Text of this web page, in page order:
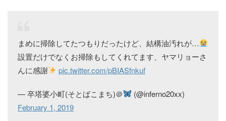
まめに掃除してたつもりだったけど、結構油汚れが…
設置だけでなくお掃除もしてくれてます、ヤマリョーさ
んに感謝
pic.twitter.com/pBIASfnkuf
— 卒塔婆小町(そとばこまち)＠
(@inferno20xx)
February 1, 2019